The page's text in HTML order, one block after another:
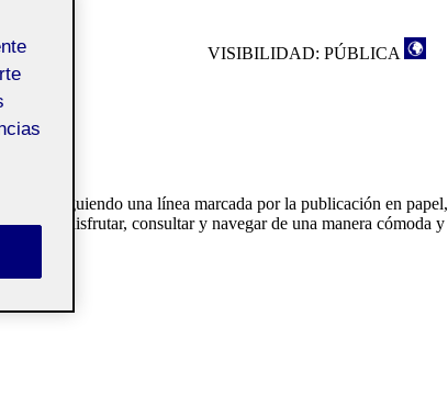
VISIBILIDAD: PÚBLICA
siguiendo una línea marcada por la publicación en papel,
disfrutar, consultar y navegar de una manera cómoda y